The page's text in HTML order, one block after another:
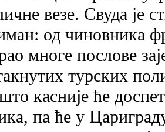
везе. Свуда је
од чиновника
многе послове
турских
касније ће
па ће у